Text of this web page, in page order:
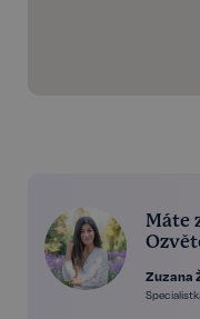
Máte
Zuzana